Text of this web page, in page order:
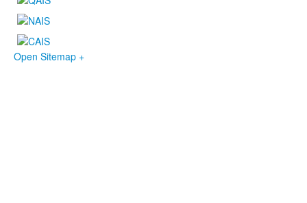
Open Sitemap +